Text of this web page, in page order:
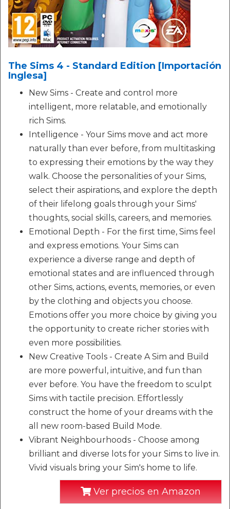
The Sims 4 - Standard Edition [Importación
Inglesa]
New Sims - Create and control more
intelligent, more relatable, and emotionally
rich Sims.
Intelligence - Your Sims move and act more
naturally than ever before, from multitasking
to expressing their emotions by the way they
walk. Choose the personalities of your Sims,
select their aspirations, and explore the depth
of their lifelong goals through your Sims'
thoughts, social skills, careers, and memories.
Emotional Depth - For the first time, Sims feel
and express emotions. Your Sims can
experience a diverse range and depth of
emotional states and are influenced through
other Sims, actions, events, memories, or even
by the clothing and objects you choose.
Emotions offer you more choice by giving you
the opportunity to create richer stories with
even more possibilities.
New Creative Tools - Create A Sim and Build
are more powerful, intuitive, and fun than
ever before. You have the freedom to sculpt
Sims with tactile precision. Effortlessly
construct the home of your dreams with the
all new room-based Build Mode.
Vibrant Neighbourhoods - Choose among
brilliant and diverse lots for your Sims to live in.
Vivid visuals bring your Sim's home to life.
Ver precios en Amazon